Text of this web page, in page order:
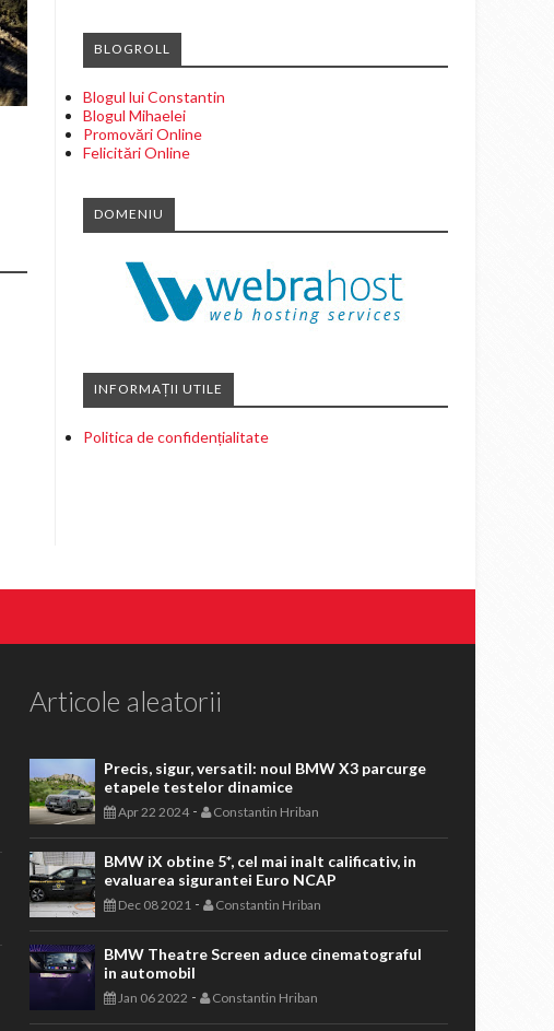
BLOGROLL
Blogul lui Constantin
Blogul Mihaelei
Promovări Online
Felicitări Online
DOMENIU
INFORMAȚII UTILE
Politica de confidențialitate
Articole aleatorii
Precis, sigur, versatil: noul BMW X3 parcurge
etapele testelor dinamice
Apr 22 2024- Constantin Hriban
BMW iX obtine 5*, cel mai inalt calificativ, in
evaluarea sigurantei Euro NCAP
Dec 08 2021 - Constantin Hriban
BMW Theatre Screen aduce cinematograful
in automobil
Jan 06 2022 - Constantin Hriban